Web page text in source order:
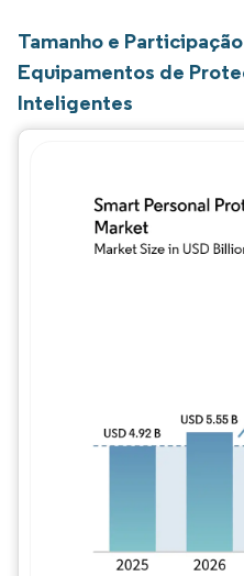
Tamanho e
Equipamentos de
Inteligentes